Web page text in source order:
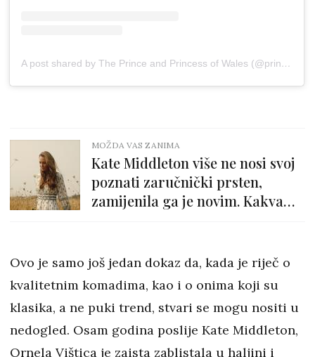
A post shared by The Prince and Princess of Wales (@princeandprincessofwales)
MOŽDA VAS ZANIMA
Kate Middleton više ne nosi svoj
poznati zaručnički prsten,
zamijenila ga je novim. Kakva
Ovo je samo još jedan dokaz da, kada je riječ o
kvalitetnim komadima, kao i o onima koji su
klasika, a ne puki trend, stvari se mogu nositi u
nedogled. Osam godina poslije Kate Middleton,
Ornela Vištica je zaista zablistala u haljini i